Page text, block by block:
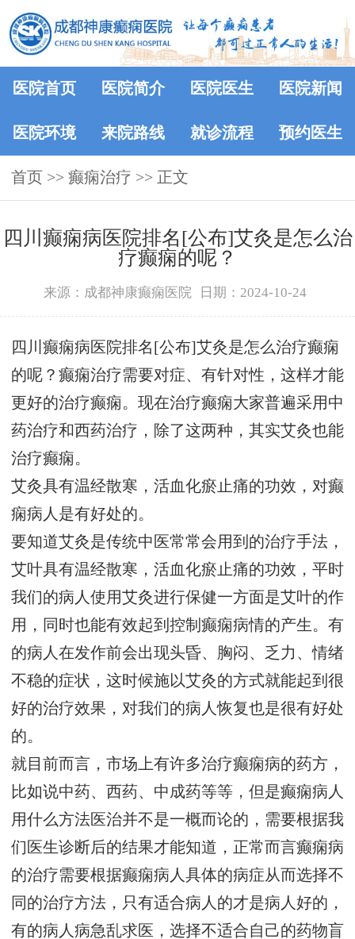
医院首页 医院简介 医院医生 医院新闻
医院环境 来院路线 就诊流程 预约医生
首页 >> 癫痫治疗 >> 正文
四川癫痫病医院排名[公布]艾灸是怎么治
疗癫痫的呢？
来源：成都神康癫痫医院 日期：2024-10-24
四川癫痫病医院排名[公布]艾灸是怎么治疗癫痫
的呢？癫痫治疗需要对症、有针对性，这样才能
更好的治疗癫痫。现在治疗癫痫大家普遍采用中
药治疗和西药治疗，除了这两种，其实艾灸也能
治疗癫痫。
艾灸具有温经散寒，活血化瘀止痛的功效，对癫
痫病人是有好处的。
要知道艾灸是传统中医常常会用到的治疗手法，
艾叶具有温经散寒，活血化瘀止痛的功效，平时
我们的病人使用艾灸进行保健一方面是艾叶的作
用，同时也能有效起到控制癫痫病情的产生。有
的病人在发作前会出现头昏、胸闷、乏力、情绪
不稳的症状，这时候施以艾灸的方式就能起到很
好的治疗效果，对我们的病人恢复也是很有好处
的。
就目前而言，市场上有许多治疗癫痫病的药方，
比如说中药、西药、中成药等等，但是癫痫病人
用什么方法医治并不是一概而论的，需要根据我
们医生诊断后的结果才能知道，正常而言癫痫病
的治疗需要根据癫痫病人具体的病症从而选择不
同的治疗方法，只有适合病人的才是病人好的，
有的病人病急乱求医，选择不适合自己的药物盲